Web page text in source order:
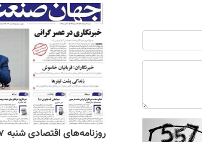
روزنامه‌های اقتصادی شنبه ۱۷ مرداد ۱۴۰۵